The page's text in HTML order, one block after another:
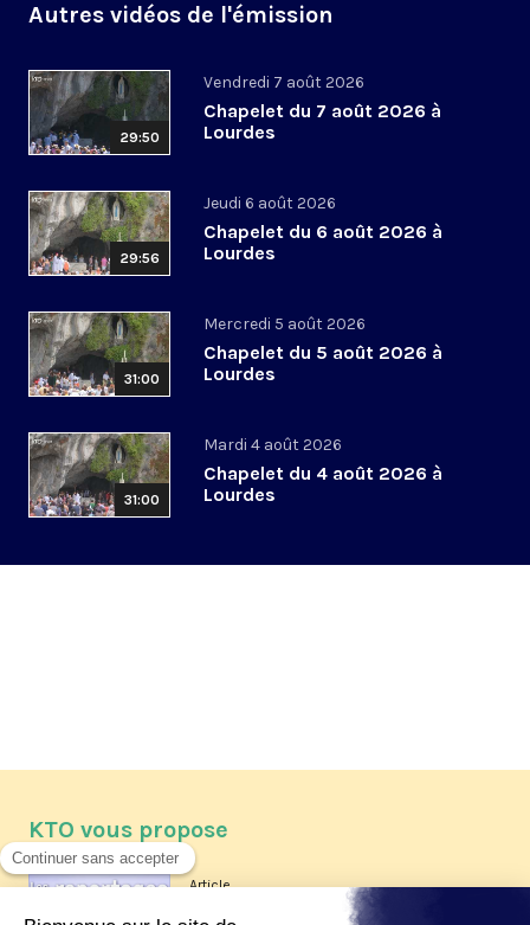
Autres vidéos de l'émission
29:50
Vendredi 7 août 2026
Chapelet du 7 août 2026 à
Lourdes
29:56
Jeudi 6 août 2026
Chapelet du 6 août 2026 à
Lourdes
31:00
Mercredi 5 août 2026
Chapelet du 5 août 2026 à
Lourdes
31:00
Mardi 4 août 2026
Chapelet du 4 août 2026 à
Lourdes
KTO vous propose
Article
Les reportages d'été 2026 de KTO